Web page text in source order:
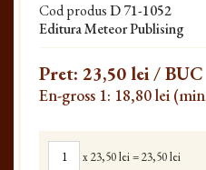
Cod produsD 71-1052
Editura Meteor Publising
Pret: 23,50 lei/ BUC
En-gross 1: 18,80 lei
x23,50 lei=23,50 lei